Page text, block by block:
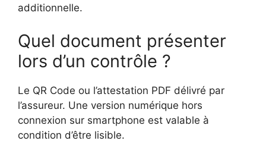
additionnelle.
Quel document présenter
lors d’un contrôle ?
Le QR Code ou l’attestation PDF délivré par
l’assureur. Une version numérique hors
connexion sur smartphone est valable à
condition d’être lisible.